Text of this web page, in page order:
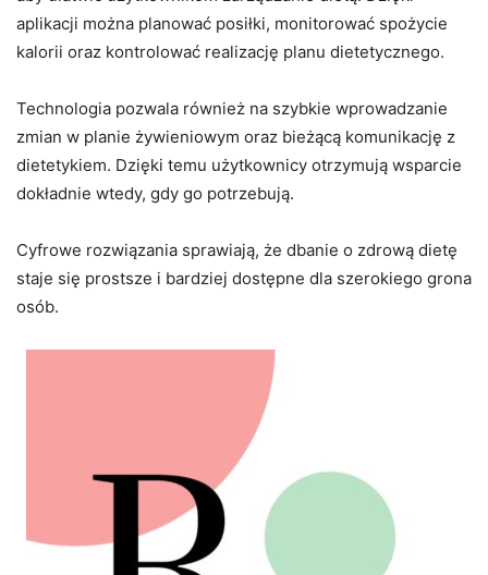
aplikacji można planować posiłki, monitorować spożycie
kalorii oraz kontrolować realizację planu dietetycznego.
Technologia pozwala również na szybkie wprowadzanie
zmian w planie żywieniowym oraz bieżącą komunikację z
dietetykiem. Dzięki temu użytkownicy otrzymują wsparcie
dokładnie wtedy, gdy go potrzebują.
Cyfrowe rozwiązania sprawiają, że dbanie o zdrową dietę
staje się prostsze i bardziej dostępne dla szerokiego grona
osób.